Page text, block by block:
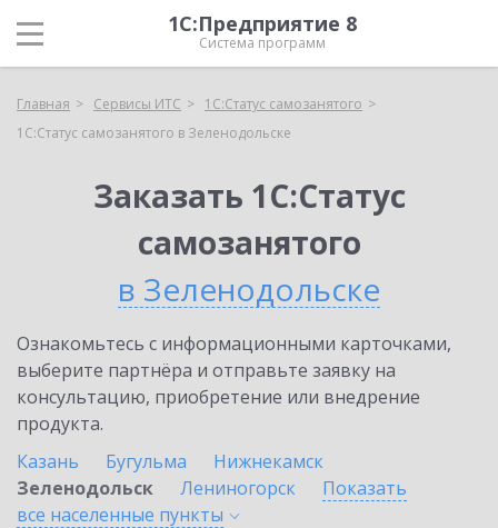
1С:Предприятие 8
Система программ
Главная Сервисы ИТС
1С:Статус самозанятого
1С:Статус самозанятого в Зеленодольске
Заказать 1С:Статус
самозанятого
в Зеленодольске
Ознакомьтесь с информационными карточками,
выберите партнёра и отправьте заявку на
консультацию, приобретение или внедрение
продукта.
Казань
Бугульма
Нижнекамск
Зеленодольск
Лениногорск
Показать
все населенные пункты